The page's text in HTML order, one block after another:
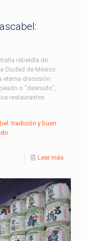
rebeldía de
Ciudad de México
eterna discusión
o “desnudo”,
restaurantes
tradición y buen
Leer más